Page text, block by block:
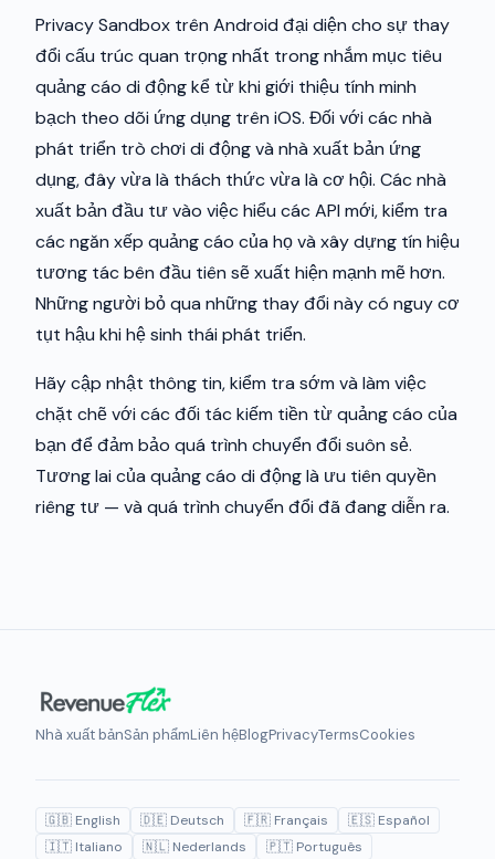
Privacy Sandbox trên Android đại diện cho sự thay
đổi cấu trúc quan trọng nhất trong nhắm mục tiêu
quảng cáo di động kể từ khi giới thiệu tính minh
bạch theo dõi ứng dụng trên iOS. Đối với các nhà
phát triển trò chơi di động và nhà xuất bản ứng
dụng, đây vừa là thách thức vừa là cơ hội. Các nhà
xuất bản đầu tư vào việc hiểu các API mới, kiểm tra
các ngăn xếp quảng cáo của họ và xây dựng tín hiệu
tương tác bên đầu tiên sẽ xuất hiện mạnh mẽ hơn.
Những người bỏ qua những thay đổi này có nguy cơ
tụt hậu khi hệ sinh thái phát triển.
Hãy cập nhật thông tin, kiểm tra sớm và làm việc
chặt chẽ với các đối tác kiếm tiền từ quảng cáo của
bạn để đảm bảo quá trình chuyển đổi suôn sẻ.
Tương lai của quảng cáo di động là ưu tiên quyền
riêng tư — và quá trình chuyển đổi đã đang diễn ra.
Nhà xuất bảnSản phẩmLiên hệBlogPrivacyTermsCookies
🇬🇧 English 🇩🇪 Deutsch 🇫🇷 Français
🇪🇸 Español
🇮🇹 Italiano
🇳🇱 Nederlands 🇵🇹 Português